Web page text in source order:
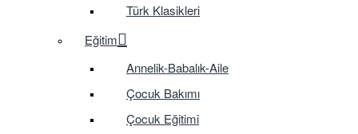
Türk Klasikleri
Eğitim
Annelik-Babalık-Aile
Çocuk Bakımı
Çocuk Eğitimi